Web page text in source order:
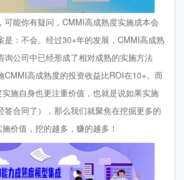
可能你有疑问，CMMI高成熟度实施成本会
是：不会。经过30+年的发展，CMMI高成熟
询公司中已经形成了相对成熟的实施方法
CMMI高成熟度的投资收益比ROI在10+。而
施自身也更注重价值，也就是说如果实施
签合同了），那么我们就聚焦在挖掘更多的
价值，挖的越多，赚的越多！